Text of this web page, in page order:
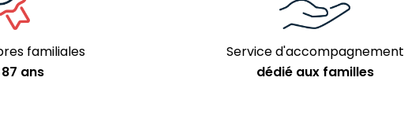
familiales
ans
Service d'accompagnement
dédié aux familles